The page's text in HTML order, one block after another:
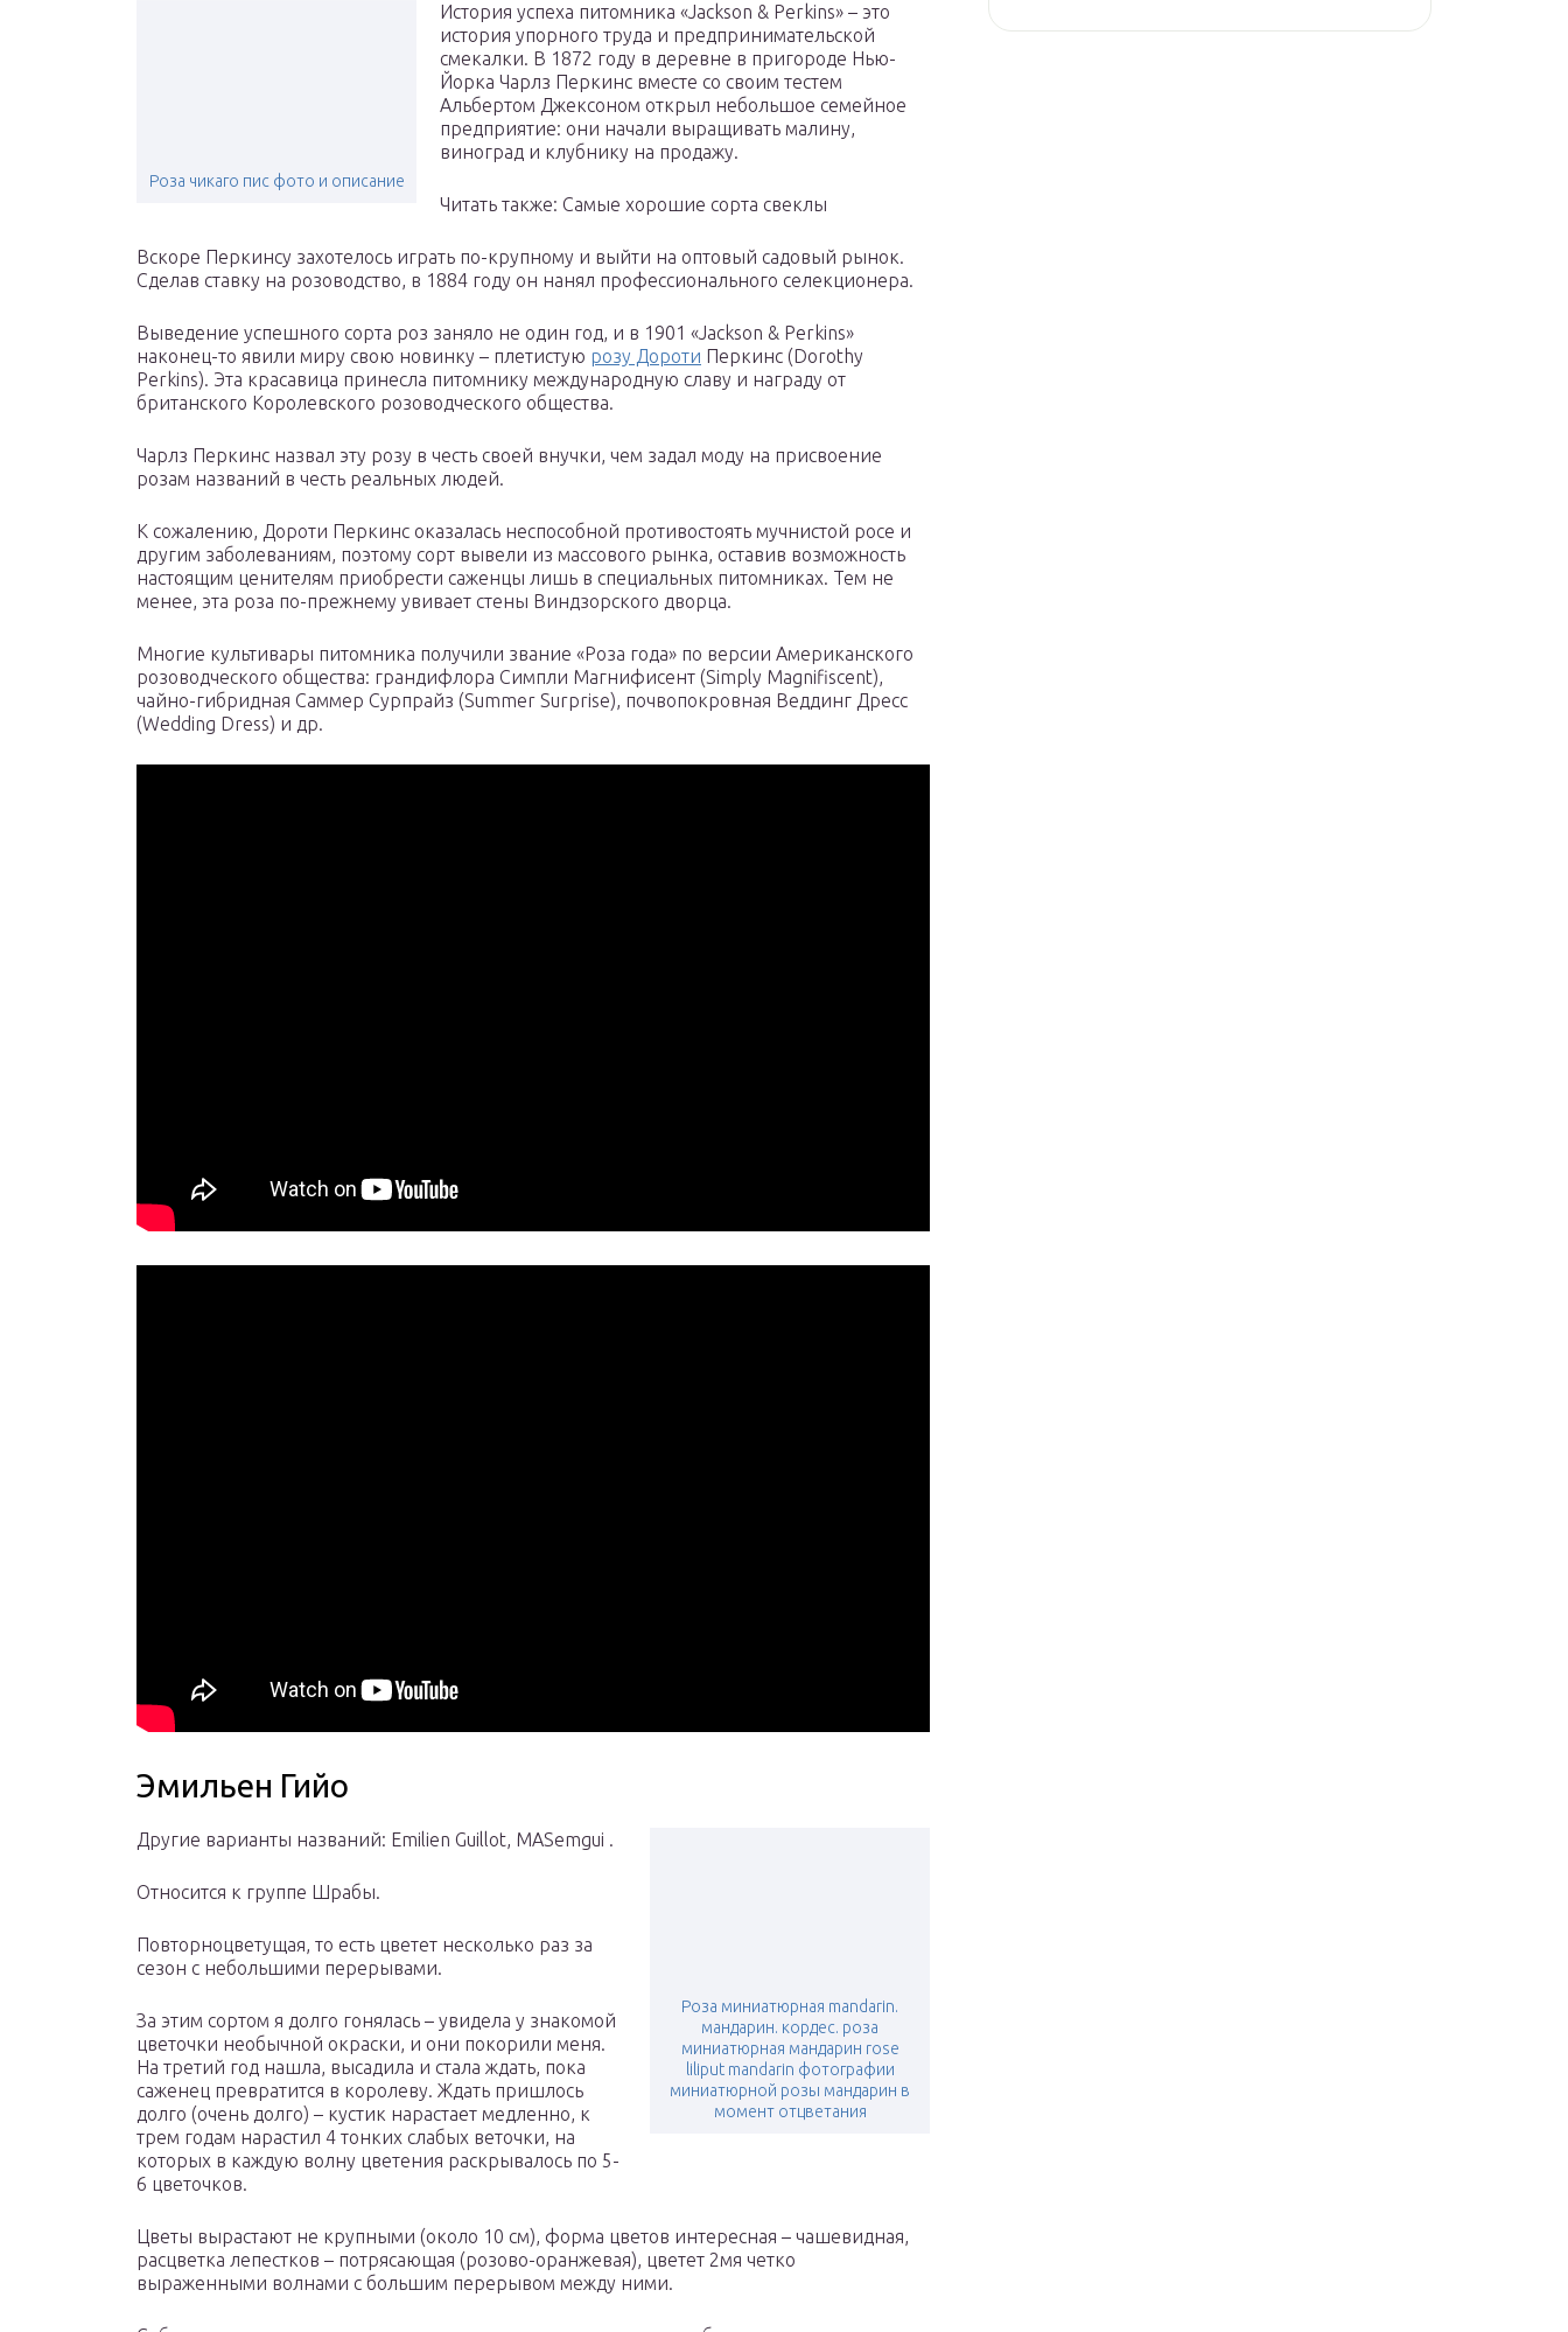
Роза чикаго пис фото и описание
История успеха питомника «Jackson & Perkins» – это
история упорного труда и предпринимательской
смекалки. В 1872 году в деревне в пригороде Нью-
Йорка Чарлз Перкинс вместе со своим тестем
Альбертом Джексоном открыл небольшое семейное
предприятие: они начали выращивать малину,
виноград и клубнику на продажу.
Читать также: Самые хорошие сорта свеклы
Вскоре Перкинсу захотелось играть по-крупному и выйти на оптовый садовый рынок.
Сделав ставку на розоводство, в 1884 году он нанял профессионального селекционера.
Выведение успешного сорта роз заняло не один год, и в 1901 «Jackson & Perkins»
наконец-то явили миру свою новинку – плетистую розу Дороти Перкинс (Dorothy
Perkins). Эта красавица принесла питомнику международную славу и награду от
британского Королевского розоводческого общества.
Чарлз Перкинс назвал эту розу в честь своей внучки, чем задал моду на присвоение
розам названий в честь реальных людей.
К сожалению, Дороти Перкинс оказалась неспособной противостоять мучнистой росе и
другим заболеваниям, поэтому сорт вывели из массового рынка, оставив возможность
настоящим ценителям приобрести саженцы лишь в специальных питомниках. Тем не
менее, эта роза по-прежнему увивает стены Виндзорского дворца.
Многие культивары питомника получили звание «Роза года» по версии Американского
розоводческого общества: грандифлора Симпли Магнифисент (Simply Magnifiscent),
чайно-гибридная Саммер Сурпрайз (Summer Surprise), почвопокровная Веддинг Дресс
(Wedding Dress) и др.
Эмильен Гийо
Роза миниатюрная mandarin.
мандарин. кордес. роза
миниатюрная мандарин rose
liliput mandarin фотографии
миниатюрной розы мандарин в
момент отцветания
Другие варианты названий: Emilien Guillot, MASemgui .
Относится к группе Шрабы.
Повторноцветущая, то есть цветет несколько раз за
сезон с небольшими перерывами.
За этим сортом я долго гонялась – увидела у знакомой
цветочки необычной окраски, и они покорили меня.
На третий год нашла, высадила и стала ждать, пока
саженец превратится в королеву. Ждать пришлось
долго (очень долго) – кустик нарастает медленно, к
трем годам нарастил 4 тонких слабых веточки, на
которых в каждую волну цветения раскрывалось по 5-
6 цветочков.
Цветы вырастают не крупными (около 10 см), форма цветов интересная – чашевидная,
расцветка лепестков – потрясающая (розово-оранжевая), цветет 2мя четко
выраженными волнами с большим перерывом между ними.